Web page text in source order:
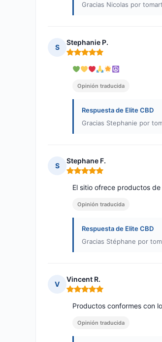
Gracias Nicolas por
S
Stephanie P.
Nota: 5 de 5
Opinión traducida
Respuesta de Elite CBD
Gracias Stephanie por
S
Stephane F.
Nota: 5 de 5
El sitio ofrece productos
Opinión traducida
Respuesta de Elite CBD
Gracias Stéphane por
V
Vincent R.
Nota: 5 de 5
Productos conformes con
Opinión traducida